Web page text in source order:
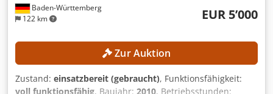
Baden-Württemberg
122 km
EUR 5’000
Zur Auktion
Zustand: einsatzbereit (gebraucht), Funktionsfähigkeit:
voll funktionsfähig, Baujahr: 2010, Betriebsstunden: